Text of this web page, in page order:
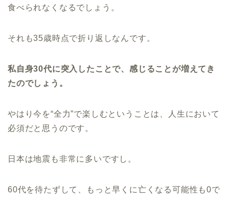
食べられなくなるでしょう。
それも35歳時点で折り返しなんです。
私自身30代に突入したことで、感じることが増えてき
たのでしょう。
やはり今を“全力”で楽しむということは、人生において
必須だと思うのです。
日本は地震も非常に多いですし。
60代を待たずして、もっと早くに亡くなる可能性も0で